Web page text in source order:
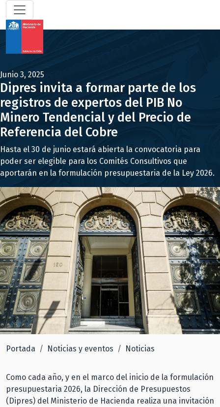
Junio 3, 2025
Dipres invita a formar parte de los
registros de expertos del PIB No
Minero Tendencial y del Precio de
Referencia del Cobre
Hasta el 30 de junio estará abierta la convocatoria para
poder ser elegible para los Comités Consultivos que
aportarán en la formulación presupuestaria de la Ley 2026.
Portada Noticias y eventos Noticias
Como cada año, y en el marco del inicio de la formulación
presupuestaria 2026, la Dirección de Presupuestos
(Dipres) del Ministerio de Hacienda realiza una invitación